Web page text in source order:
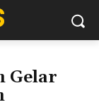
Gelar